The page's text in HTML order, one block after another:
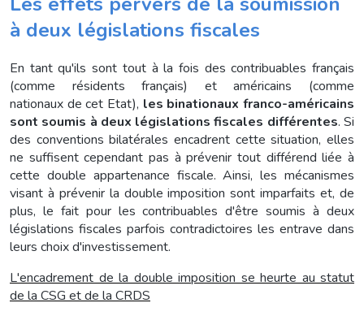
à deux législations fiscales
En tant qu'ils sont tout à la fois des contribuables français
(comme résidents français) et américains (comme
nationaux de cet Etat), les binationaux franco-américains
sont soumis à deux législations fiscales différentes. Si
des conventions bilatérales encadrent cette situation, elles
ne suffisent cependant pas à prévenir tout différend liée à
cette double appartenance fiscale. Ainsi, les mécanismes
visant à prévenir la double imposition sont imparfaits et, de
plus, le fait pour les contribuables d'être soumis à deux
législations fiscales parfois contradictoires les entrave dans
leurs choix d'investissement.
L'encadrement de la double imposition se heurte au statut
de la CSG et de la CRDS